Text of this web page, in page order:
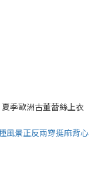
季歐洲古董蕾絲上衣